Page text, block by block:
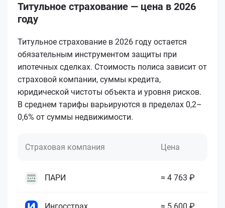
Титульное страхование — цена в 2026
году
Титульное страхование в 2026 году остается
обязательным инструментом защиты при
ипотечных сделках. Стоимость полиса зависит от
страховой компании, суммы кредита,
юридической чистоты объекта и уровня рисков.
В среднем тарифы варьируются в пределах 0,2–
0,6% от суммы недвижимости.
Страховая компания Цена
ПАРИ ≈ 4 763 ₽